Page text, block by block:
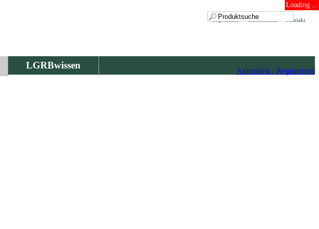
Loading ...
Kontakt
Datenschutz
Impressum
LGRBwissen
Anmelden / Registrieren